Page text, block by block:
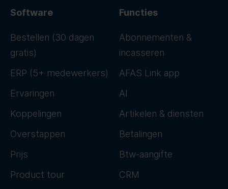
Software
Bestellen (30 dagen
gratis)
ERP (5+ medewerkers)
Ervaringen
Koppelingen
Overstappen
Prijs
Product tour
Functies
Abonnementen &
incasseren
AFAS Link app
AI
Artikelen & diensten
Betalingen
Btw-aangifte
CRM